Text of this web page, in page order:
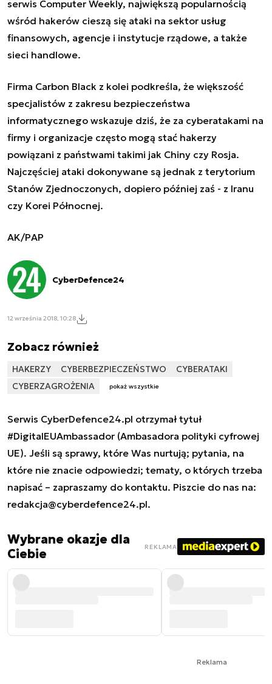
serwis Computer Weekly, największą popularnością
wśród hakerów cieszą się ataki na sektor usług
finansowych, agencje i instytucje rządowe, a także
sieci handlowe.
Firma Carbon Black z kolei podkreśla, że większość
specjalistów z zakresu bezpieczeństwa
informatycznego wskazuje dziś, że za cyberatakami na
firmy i organizacje często mogą stać hakerzy
powiązani z państwami takimi jak Chiny czy Rosja.
Najczęściej ataki dokonywane są jednak z terytorium
Stanów Zjednoczonych, dopiero później zaś - z Iranu
czy Korei Północnej.
AK/PAP
CyberDefence24
12 września 2018, 10:28
Zobacz również
HAKERZY CYBERBEZPIECZEŃSTWO
CYBERATAKI
CYBERZAGROŻENIA
pokaż wszystkie
Serwis CyberDefence24.pl otrzymał tytuł
#DigitalEUAmbassador (Ambasadora polityki cyfrowej
UE). Jeśli są sprawy, które Was nurtują; pytania, na
które nie znacie odpowiedzi; tematy, o których trzeba
napisać – zapraszamy do kontaktu. Piszcie do nas na:
redakcja@cyberdefence24.pl.
Wybrane okazje dla
Ciebie
REKLAMA
Reklama